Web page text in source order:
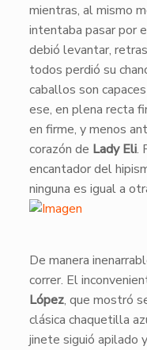
mientras, al mismo
intentaba pasar por
debió levantar,
todos perdió su
caballos son
ese, en plena recta
en firme, y menos
corazón de Lady Eli.
encantador del
ninguna es igual a
​De manera
correr. El
López, que mostró
clásica chaquetilla
jinete siguió apilado